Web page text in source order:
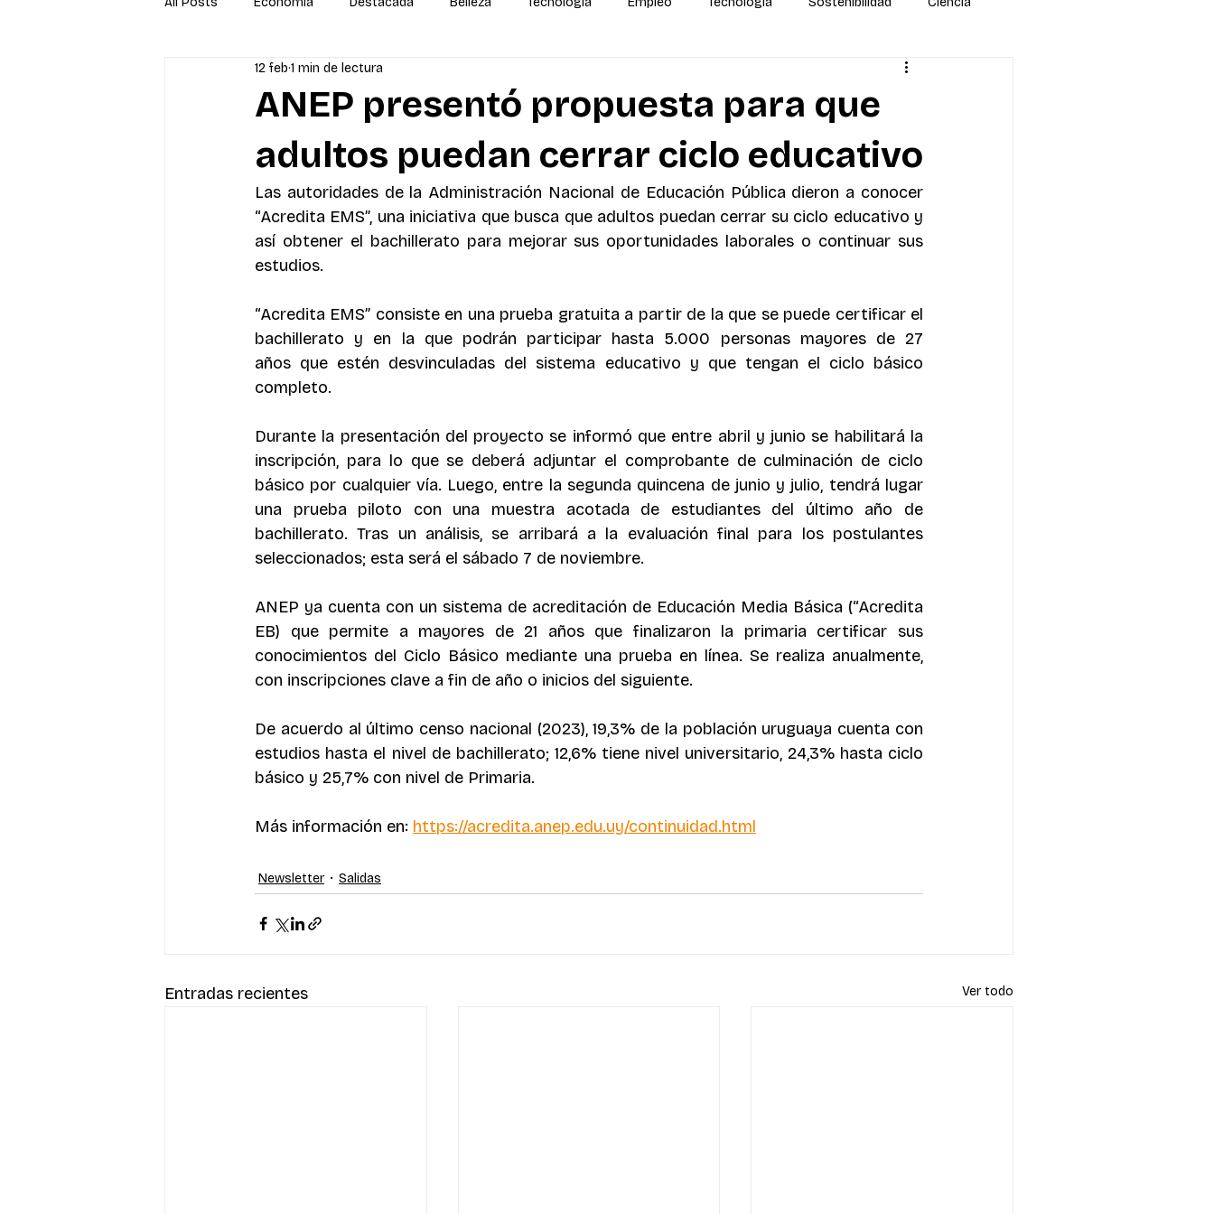
Newsletter Economía
ANEP presentó propuesta para que
adultos puedan cerrar ciclo educativo
12 feb 1 min de lectura
Las autoridades de la Administración Nacional de Educación Pública dieron a conocer
“Acredita EMS”, una iniciativa que busca que adultos puedan cerrar su ciclo educativo y
así obtener el bachillerato para mejorar sus oportunidades laborales o continuar sus
estudios.
“Acredita EMS” consiste en una prueba gratuita a partir de la que se puede certificar el
bachillerato y en la que podrán participar hasta 5.000 personas mayores de 27
años que estén desvinculadas del sistema educativo y que tengan el ciclo básico
completo.
Durante la presentación del proyecto se informó que entre abril y junio se habilitará la
inscripción, para lo que se deberá adjuntar el comprobante de culminación de ciclo
básico por cualquier vía. Luego, entre la segunda quincena de junio y julio, tendrá lugar
una prueba piloto con una muestra acotada de estudiantes del último año de
bachillerato. Tras un análisis, se arribará a la evaluación final para los postulantes
seleccionados; esta será el sábado 7 de noviembre.
ANEP ya cuenta con un sistema de acreditación de Educación Media Básica (“Acredita
EB) que permite a mayores de 21 años que finalizaron la primaria certificar sus
conocimientos del Ciclo Básico mediante una prueba en línea. Se realiza anualmente,
con inscripciones clave a fin de año o inicios del siguiente.
De acuerdo al último censo nacional (2023), 19,3% de la población uruguaya cuenta con
estudios hasta el nivel de bachillerato; 12,6% tiene nivel universitario, 24,3% hasta ciclo
básico y 25,7% con nivel de Primaria.
Más información en: https://acredita.anep.edu.uy/continuidad.html
Newsletter Salidas
Entradas recientes Ver todo